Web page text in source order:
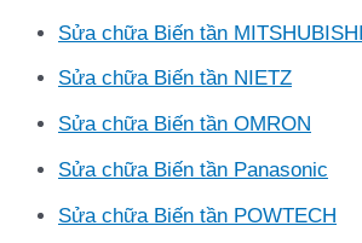
Sửa chữa Biến tần MITSHUBISHI
Sửa chữa Biến tần NIETZ
Sửa chữa Biến tần OMRON
Sửa chữa Biến tần Panasonic
Sửa chữa Biến tần POWTECH